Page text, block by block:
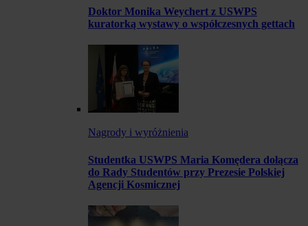
Doktor Monika Weychert z USWPS
kuratorką wystawy o współczesnych gettach
Nagrody i wyróżnienia
Studentka USWPS Maria Komędera dołącza
do Rady Studentów przy Prezesie Polskiej
Agencji Kosmicznej